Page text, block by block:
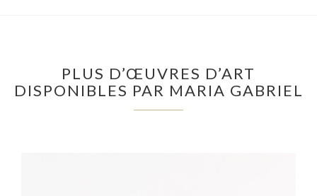
PLUS D’ŒUVRES D’ART
DISPONIBLES PAR MARIA GABRIEL